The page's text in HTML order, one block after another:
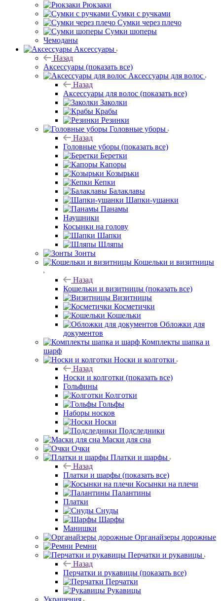
Рюкзаки
Сумки с ручками
Сумки через плечо
Сумки шоперы
Чемоданы
Аксессуары
Назад
Аксессуары (показать все)
Аксессуары для волос
Назад
Аксессуары для волос (показать все)
Заколки
Крабы
Резинки
Головные уборы
Назад
Головные уборы (показать все)
Беретки
Капоры
Козырьки
Кепки
Балаклавы
Шапки-ушанки
Панамы
Наушники
Косынки на голову
Шапки
Шляпы
Зонты
Кошельки и визитницы
Назад
Кошельки и визитницы (показать все)
Визитницы
Косметички
Кошельки
Обложки для
документов
Комплекты шапка и
шарф
Носки и колготки
Назад
Носки и колготки (показать все)
Гольфины
Колготки
Гольфы
Наборы носков
Носки
Подследники
Маски для сна
Очки
Платки и шарфы
Назад
Платки и шарфы (показать все)
Косынки на плечи
Палантины
Платки
Снуды
Шарфы
Манишки
Органайзеры дорожные
Ремни
Перчатки и рукавицы
Назад
Перчатки и рукавицы (показать все)
Перчатки
Рукавицы
Украшения